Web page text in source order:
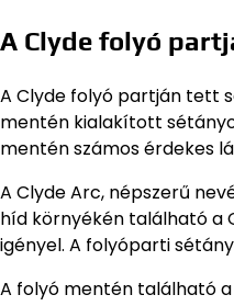
A Clyde folyó
A Clyde folyó partján tett
mentén kialakított
mentén számos érdekes
A Clyde Arc, népszerű
híd környékén található a
igényel. A folyóparti
A folyó mentén található a